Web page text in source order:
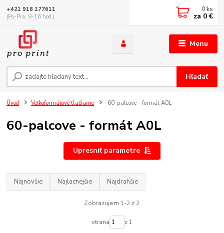
Menu
Hľadať
+421 918 177611
(Po-Pia, 8-16 hod.)
0 ks
za 0 €
Úvod Veľkoformátové tlačiarne 60-palcove - formát A0L
60-palcove - formát A0L
Upresniť parametre
Najnovšie Najlacnejšie Najdrahšie
Zobrazujem 1-2 z 2
strana z 1